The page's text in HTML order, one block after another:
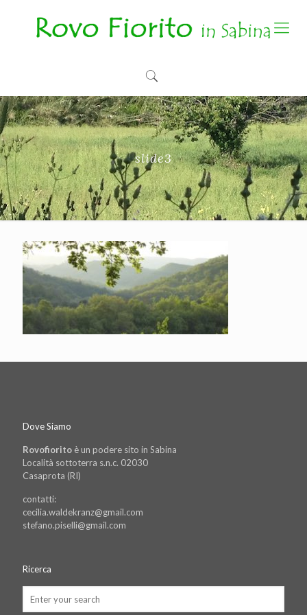
slide3
Dove Siamo
Rovofiorito è un podere sito in Sabina
Località sottoterra s.n.c. 02030
Casaprota (RI)
contatti:
cecilia.waldekranz@gmail.com
stefano.piselli@gmail.com
Ricerca